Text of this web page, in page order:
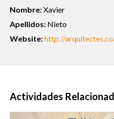
Nombre:Xavier
Apellidos: Nieto
Website:http://
Actividades